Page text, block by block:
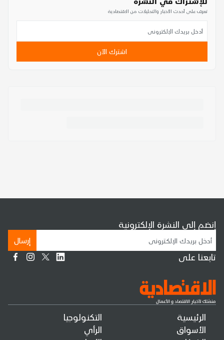
تعرف على أحدث الأخبار والتحليلات من الاقتصادية
اشترك الآن
الرئيسية
الأسواق
التكنولوجيا
الرأي
إنضم إلى النشرة الإلكترونية
إرسال
تابعنا على